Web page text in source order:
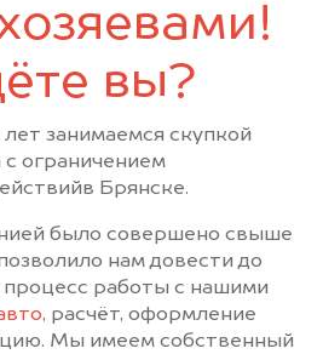
вы?
занимаемся скупкой
ограничением
Брянске.
было совершено свыше
нам довести до
работы с нашими
, расчёт, оформление
Мы имеем собственный